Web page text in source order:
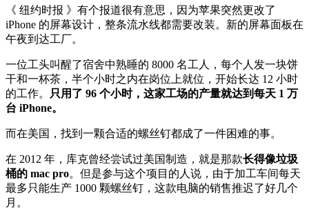
《 纽约时报 》有个报道很有意思，因为苹果突然更改了
iPhone 的屏幕设计，整条流水线都需要改装。新的屏幕面板在
午夜到达工厂。
一位工头叫醒了宿舍中熟睡的 8000 名工人，每个人发一块饼
干和一杯茶，半个小时之内在岗位上就位，开始长达 12 小时
的工作。
只用了 96 个小时，这家工场的产量就达到每天 1 万
台 iPhone。
而在美国，找到一颗合适的螺丝钉都成了一件困难的事。
在 2012 年，库克曾经尝试过美国制造，就是那款长得像垃圾
桶的 mac pro。但是参与这个项目的人说，由于加工车间每天
最多只能生产 1000 颗螺丝钉，这款电脑的销售推迟了好几个
月。